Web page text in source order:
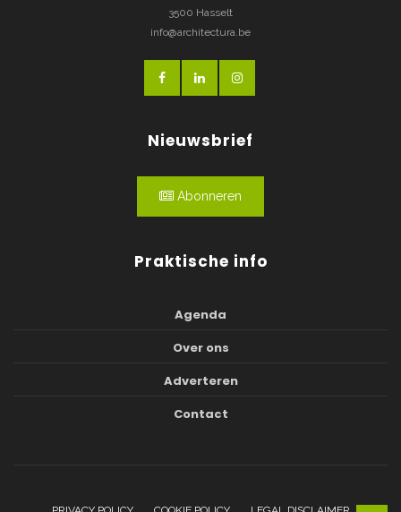
3500 Hasselt
info@architectura.be
Nieuwsbrief
Abonneren
Praktische info
Agenda
Over ons
Adverteren
Contact